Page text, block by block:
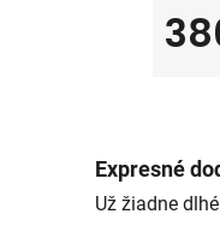
Expresné
Už žiadne